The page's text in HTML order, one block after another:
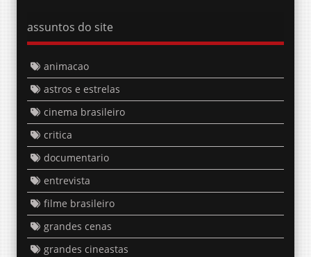
assuntos do site
animacao
astros e estrelas
cinema brasileiro
critica
documentario
entrevista
filme brasileiro
grandes cenas
grandes cineastas